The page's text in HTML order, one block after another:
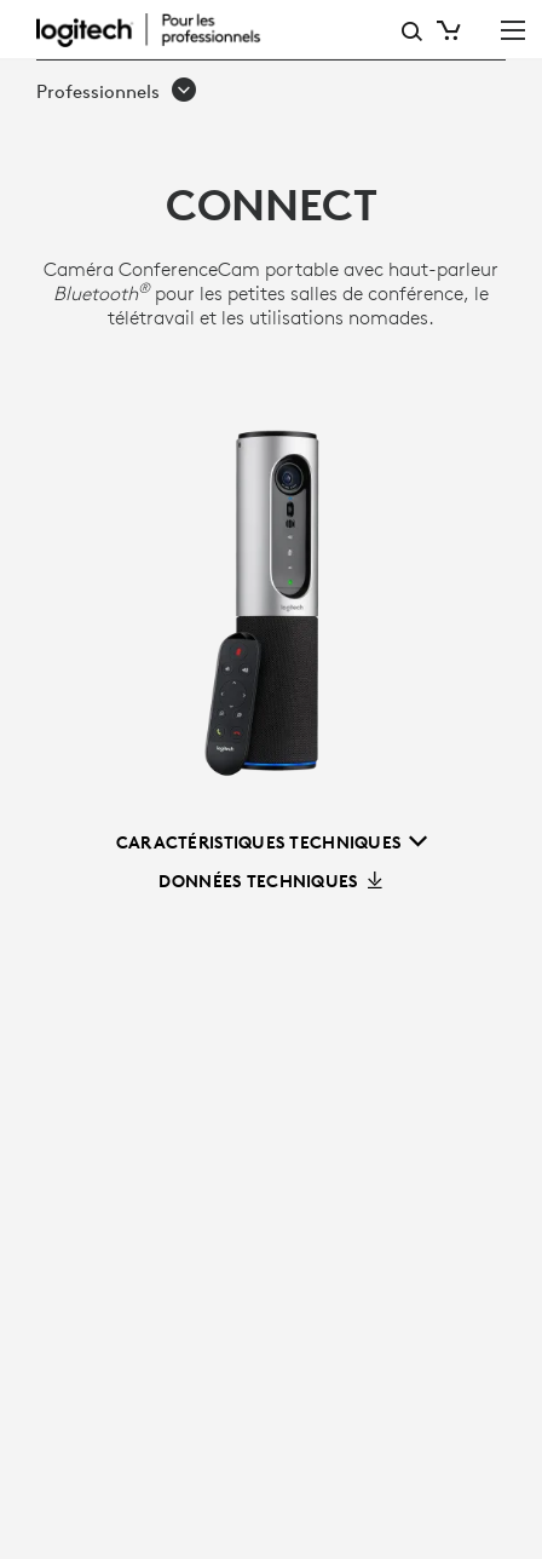
LOGITECH
CONFERENCECAM
Professionnels
CONNECT
Caméra ConferenceCam portable avec haut-parleur
Bluetooth®pour les petites salles de conférence, le
télétravail et les utilisations nomades.
CARACTÉRISTIQUES TECHNIQUES
DONNÉES TECHNIQUES